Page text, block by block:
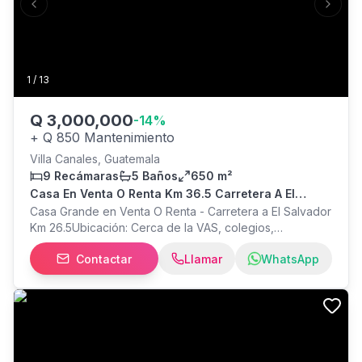
y un entorno de calidad. Carmen Moreno - Bienes
1 / 13
Previous slide Next
Q 3,000,000-14%
+ Q 850 Mantenimiento
Villa Canales, Guatemala
9 Recámaras
5 Baños
650 m²
Casa En Venta O Renta Km 36.5 Carretera A El
Salvador
Casa Grande en Venta O Renta - Carretera a El Salvador
Km 26.5Ubicación: Cerca de la VAS, colegios,
universidades, restaurantes, supermercados y
comercios.Características Generales:Construcción:
650.00 m²Frente: 40.00 mFondo: 21.00
mDistribución:Habitaciones: 9, algunas con
Contactar Llamar WhatsApp